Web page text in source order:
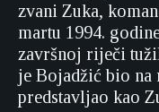
zvani Zuka,
martu 1994.
završnoj riječi
je Bojadžić bio na
predstavljao kao